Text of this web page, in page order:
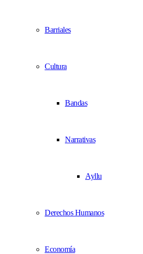
Barriales
Cultura
Bandas
Narrativas
Ayllu
Derechos Humanos
Economía